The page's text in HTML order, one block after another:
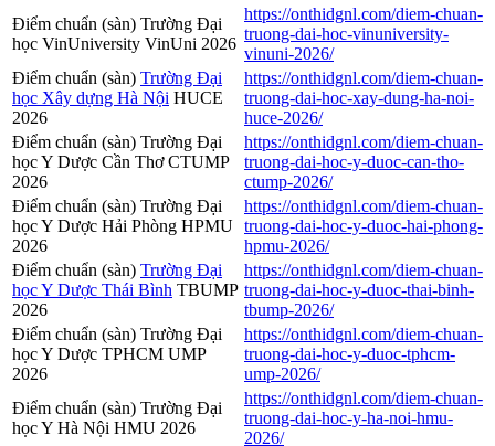
Điểm chuẩn (sàn) Trường Đại
học VinUniversity VinUni 2026
https://onthidgnl.com/diem-chuan-
truong-dai-hoc-vinuniversity-
vinuni-2026/
Điểm chuẩn (sàn) Trường Đại
học Xây dựng Hà Nội HUCE
2026
https://onthidgnl.com/diem-chuan-
truong-dai-hoc-xay-dung-ha-noi-
huce-2026/
Điểm chuẩn (sàn) Trường Đại
học Y Dược Cần Thơ CTUMP
2026
https://onthidgnl.com/diem-chuan-
truong-dai-hoc-y-duoc-can-tho-
ctump-2026/
Điểm chuẩn (sàn) Trường Đại
học Y Dược Hải Phòng HPMU
2026
https://onthidgnl.com/diem-chuan-
truong-dai-hoc-y-duoc-hai-phong-
hpmu-2026/
Điểm chuẩn (sàn) Trường Đại
học Y Dược Thái Bình TBUMP
2026
https://onthidgnl.com/diem-chuan-
truong-dai-hoc-y-duoc-thai-binh-
tbump-2026/
Điểm chuẩn (sàn) Trường Đại
học Y Dược TPHCM UMP
2026
https://onthidgnl.com/diem-chuan-
truong-dai-hoc-y-duoc-tphcm-
ump-2026/
Điểm chuẩn (sàn) Trường Đại
học Y Hà Nội HMU 2026
https://onthidgnl.com/diem-chuan-
truong-dai-hoc-y-ha-noi-hmu-
2026/